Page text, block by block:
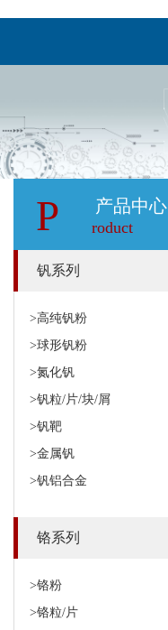
P 产品中心
roduct
钒系列
>高纯钒粉
>球形钒粉
>氮化钒
>钒粒/片/块/屑
>钒靶
>金属钒
>钒铝合金
铬系列
>铬粉
>铬粒/片